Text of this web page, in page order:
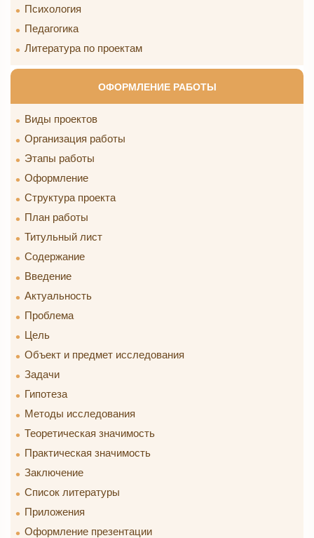
Психология
Педагогика
Литература по проектам
ОФОРМЛЕНИЕ РАБОТЫ
Виды проектов
Организация работы
Этапы работы
Оформление
Структура проекта
План работы
Титульный лист
Содержание
Введение
Актуальность
Проблема
Цель
Объект и предмет исследования
Задачи
Гипотеза
Методы исследования
Теоретическая значимость
Практическая значимость
Заключение
Список литературы
Приложения
Оформление презентации